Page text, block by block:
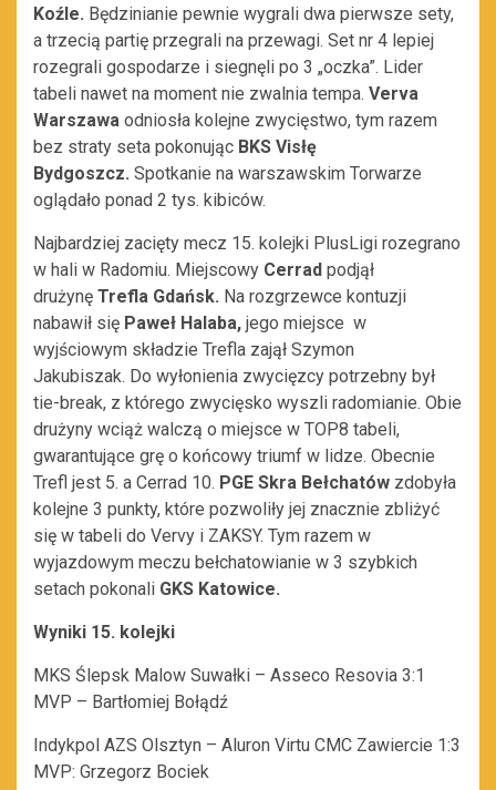
Koźle. Będzinianie pewnie wygrali dwa pierwsze sety,
a trzecią partię przegrali na przewagi. Set nr 4 lepiej
rozegrali gospodarze i siegnęli po 3 „oczka”. Lider
tabeli nawet na moment nie zwalnia tempa. Verva
Warszawa odniosła kolejne zwycięstwo, tym razem
bez straty seta pokonując BKS Visłę
Bydgoszcz. Spotkanie na warszawskim Torwarze
oglądało ponad 2 tys. kibiców.
Najbardziej zacięty mecz 15. kolejki PlusLigi rozegrano
w hali w Radomiu. Miejscowy Cerrad podjął
drużynę Trefla Gdańsk. Na rozgrzewce kontuzji
nabawił się Paweł Halaba, jego miejsce w
wyjściowym składzie Trefla zajął Szymon
Jakubiszak. Do wyłonienia zwycięzcy potrzebny był
tie-break, z którego zwycięsko wyszli radomianie. Obie
drużyny wciąż walczą o miejsce w TOP8 tabeli,
gwarantujące grę o końcowy triumf w lidze. Obecnie
Trefl jest 5. a Cerrad 10. PGE Skra Bełchatów zdobyła
kolejne 3 punkty, które pozwoliły jej znacznie zbliżyć
się w tabeli do Vervy i ZAKSY. Tym razem w
wyjazdowym meczu bełchatowianie w 3 szybkich
setach pokonali GKS Katowice.
Wyniki 15. kolejki
MKS Ślepsk Malow Suwałki – Asseco Resovia 3:1
MVP – Bartłomiej Bołądź
Indykpol AZS Olsztyn – Aluron Virtu CMC Zawiercie 1:3
MVP: Grzegorz Bociek